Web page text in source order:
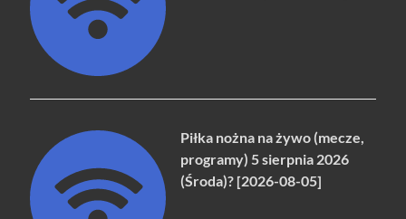
Piłka nożna na żywo (mecze,
programy) 5 sierpnia 2026
(Środa)? [2026-08-05]